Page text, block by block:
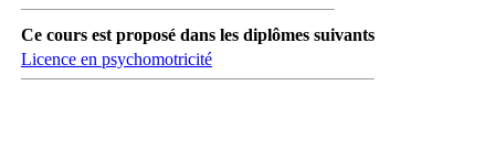
Ce cours est proposé dans les diplômes suivants
Licence en psychomotricité